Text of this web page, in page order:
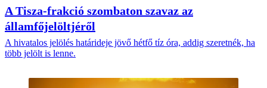
A Tisza-frakció szombaton szavaz az
államfőjelöltjéről
A hivatalos jelölés határideje jövő hétfő tíz óra, addig szeretnék, ha
több jelölt is lenne.